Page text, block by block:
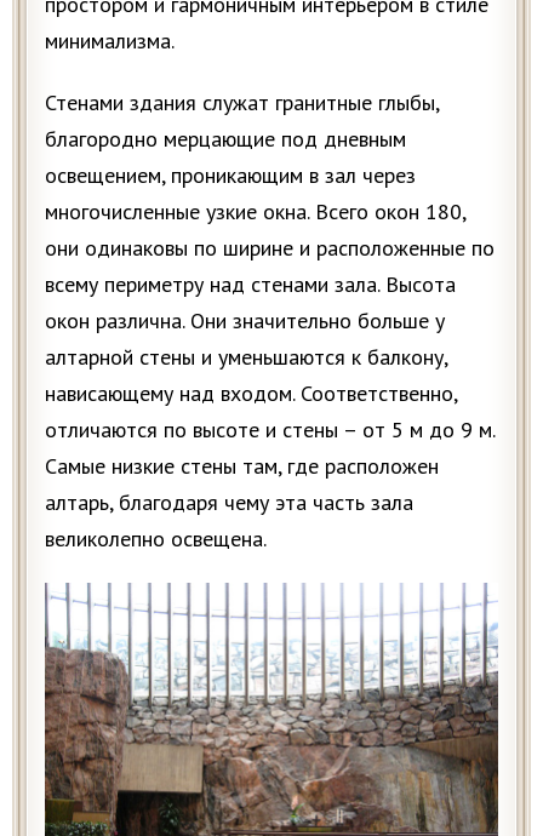
минимализма.
Стенами здания служат гранитные глыбы,
благородно мерцающие под дневным
освещением, проникающим в зал через
многочисленные узкие окна. Всего окон 180,
они одинаковы по ширине и расположенные по
всему периметру над стенами зала. Высота
окон различна. Они значительно больше у
алтарной стены и уменьшаются к балкону,
нависающему над входом. Соответственно,
отличаются по высоте и стены – от 5 м до 9 м.
Самые низкие стены там, где расположен
алтарь, благодаря чему эта часть зала
великолепно освещена.